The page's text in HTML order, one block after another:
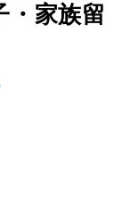
・家族留